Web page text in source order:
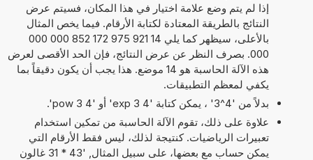
إذا لم يتم وضع علامة اختيار في هذا المكان، فسيتم عرض
النتائج بالطريقة المعتادة لكتابة الأرقام. فيما يخص المثال
بالأعلى، سيظهر كما يلي 14 921 975 172 852 000 000
000. بصرف النظر عن عرض النتائج، فإن الحد الأقصى لعرض
هذه الآلة الحاسبة هو 14 موضع. هذا يجب أن يكون دقيقاً بما
يكفي لمعظم التطبيقات.
بدلاً من '4^3' ، يمكن كتابة '4 exp 3' أو '4 pow 3'.
علاوة على ذلك، تقوم الآلة الحاسبة من تمكين استخدام
تعبيرات الرياضيات. كنتيجة لذلك، ليس فقط الأرقام التي
يمكن حساب مع بعضها، على سبيل المثال, '43 * 31 غالون